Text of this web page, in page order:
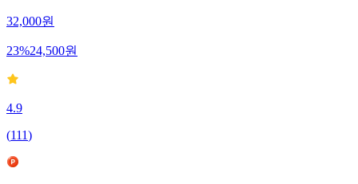
32,000원
23%24,500원
4.9
(111)